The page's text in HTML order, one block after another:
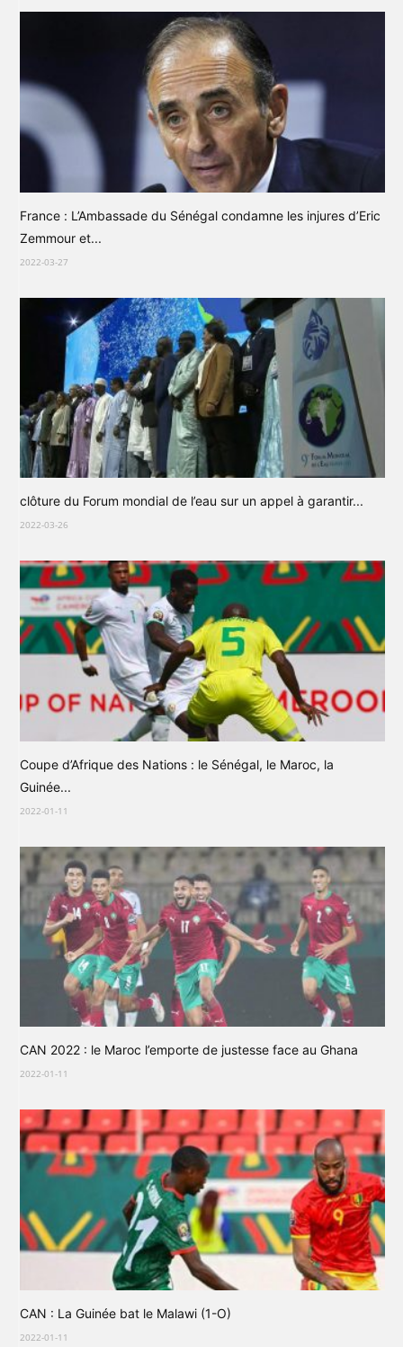
France : L’Ambassade du Sénégal condamne les injures d’Eric
Zemmour et...
2022-03-27
clôture du Forum mondial de l’eau sur un appel à garantir...
2022-03-26
Coupe d’Afrique des Nations : le Sénégal, le Maroc, la
Guinée...
2022-01-11
CAN 2022 : le Maroc l’emporte de justesse face au Ghana
2022-01-11
CAN : La Guinée bat le Malawi (1-O)
2022-01-11